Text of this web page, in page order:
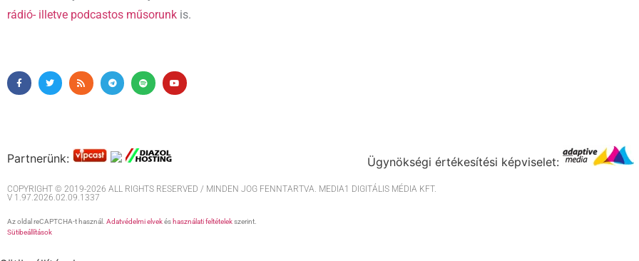
rádió- illetve podcastos műsorunk is.
Partnerünk: Ügynökségi értékesítési képviselet:
COPYRIGHT © 2019-2026 ALL RIGHTS RESERVED / MINDEN JOG FENNTARTVA. MEDIA1 DIGITÁLIS MÉDIA KFT.
V 1.97.2026.02.09.1337
Az oldal reCAPTCHA-t használ. Adatvédelmi elvekés használati feltételekszerint.
Sütibeállítások